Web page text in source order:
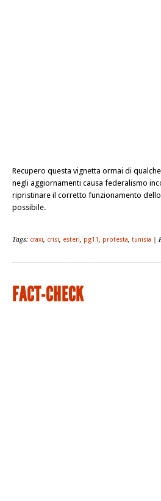
Recupero questa vignetta ormai di
negli aggiornamenti causa federalismo
ripristinare il corretto funzionamento
possibile.
Tags: craxi crisi esteri pg11 protesta tunisia |
FACT-CHECK